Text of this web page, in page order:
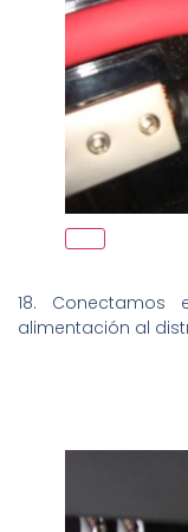
18.
alimentación al